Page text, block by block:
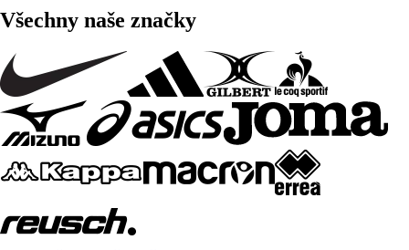
Všechny naše značky